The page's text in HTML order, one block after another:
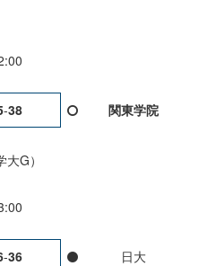
-38 関東学院
大G
-36 日大